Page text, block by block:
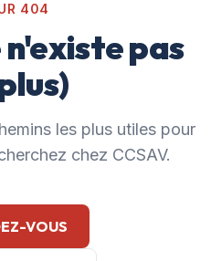
404
pas
les plus utiles pour
chez CCSAV.
VOUS